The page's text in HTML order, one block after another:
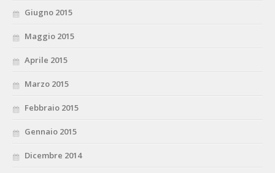
Giugno 2015
Maggio 2015
Aprile 2015
Marzo 2015
Febbraio 2015
Gennaio 2015
Dicembre 2014